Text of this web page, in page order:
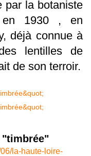
par la botaniste
1930 , en
déjà connue à
lentilles de
de son terroir.
"timbrée"
la-haute-loire-